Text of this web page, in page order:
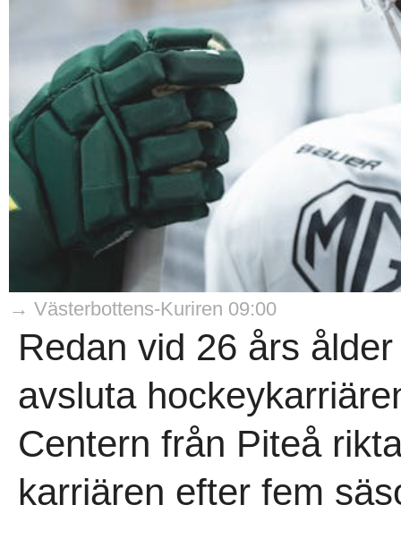
→ Västerbottens-Kuriren 09:00
Redan vid 26 års
avsluta
Centern från Piteå
karriären efter fem